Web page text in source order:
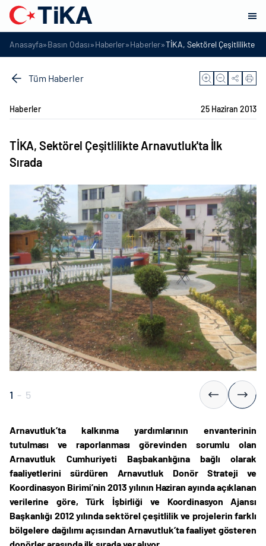
Anasayfa»Basın Odası»Haberler»Haberler»TİKA, Sektörel Çeşitlilikte
Tüm Haberler
Haberler 25 Haziran 2013
TİKA, Sektörel Çeşitlilikte Arnavutluk'ta İlk
Sırada
1 - 5
Arnavutluk’ta kalkınma yardımlarının envanterinin
tutulması ve raporlanması görevinden sorumlu olan
Arnavutluk Cumhuriyeti Başbakanlığına bağlı olarak
faaliyetlerini sürdüren Arnavutluk Donör Strateji ve
Koordinasyon Birimi’nin 2013 yılının Haziran ayında açıklanan
verilerine göre, Türk İşbirliği ve Koordinasyon Ajansı
Başkanlığı 2012 yılında sektörel çeşitlilik ve projelerin farklı
bölgelere dağılımı açısından Arnavutluk’ta faaliyet gösteren
donörler arasında ilk sırada yer alıyor.